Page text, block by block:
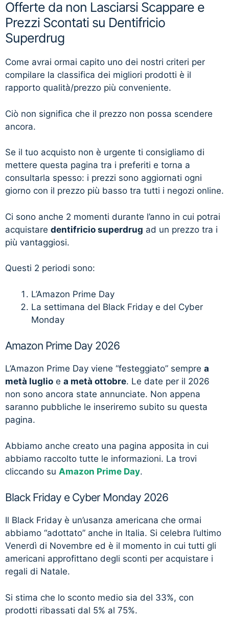
Offerte da non Lasciarsi Scappare e
Prezzi Scontati su Dentifricio
Superdrug
Come avrai ormai capito uno dei nostri criteri per
compilare la classifica dei migliori prodotti è il
rapporto qualità/prezzo più conveniente.
Ciò non significa che il prezzo non possa scendere
ancora.
Se il tuo acquisto non è urgente ti consigliamo di
mettere questa pagina tra i preferiti e torna a
consultarla spesso: i prezzi sono aggiornati ogni
giorno con il prezzo più basso tra tutti i negozi online.
Ci sono anche 2 momenti durante l’anno in cui potrai
acquistare dentifricio superdrug ad un prezzo tra i
più vantaggiosi.
Questi 2 periodi sono:
L’Amazon Prime Day
La settimana del Black Friday e del Cyber
Monday
Amazon Prime Day 2026
L’Amazon Prime Day viene “festeggiato” sempre a
metà luglio e a metà ottobre. Le date per il 2026
non sono ancora state annunciate. Non appena
saranno pubbliche le inseriremo subito su questa
pagina.
Abbiamo anche creato una pagina apposita in cui
abbiamo raccolto tutte le informazioni. La trovi
cliccando su Amazon Prime Day.
Black Friday e Cyber Monday 2026
Il Black Friday è un’usanza americana che ormai
abbiamo “adottato” anche in Italia. Si celebra l’ultimo
Venerdì di Novembre ed è il momento in cui tutti gli
americani approfittano degli sconti per acquistare i
regali di Natale.
Si stima che lo sconto medio sia del 33%, con
prodotti ribassati dal 5% al 75%.